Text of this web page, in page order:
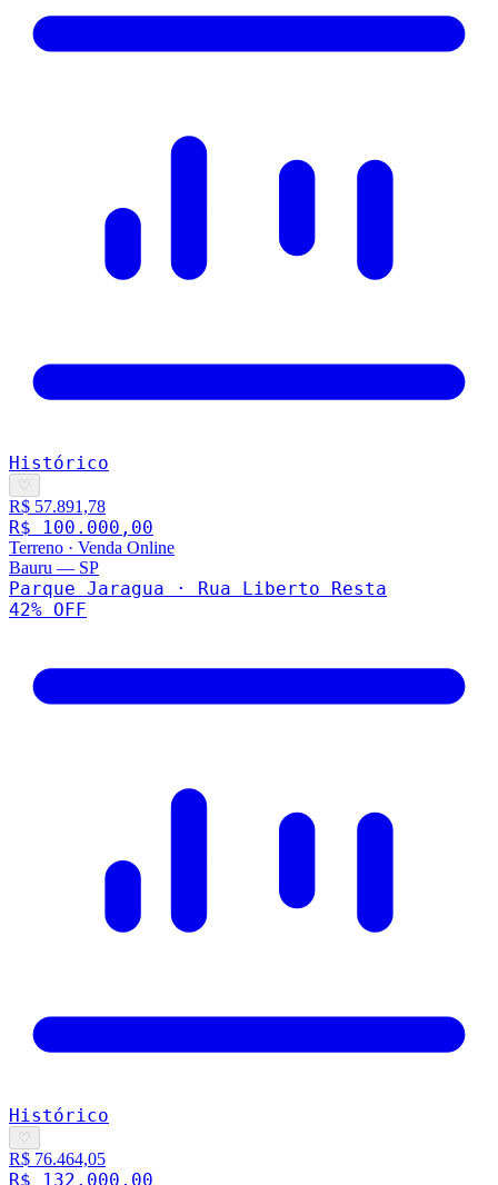
Histórico
♡
R$ 57.891,78
R$ 100.000,00
Terreno · Venda Online
Bauru — SP
Parque Jaragua · Rua Liberto Resta
42% OFF
Histórico
♡
R$ 76.464,05
R$ 132.000,00